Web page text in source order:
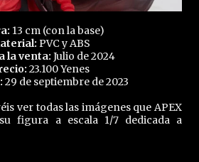
13 cm (con la base)
PVC y ABS
la venta: Julio de 2024
23.100 Yenes
29 de septiembre de 2023
ver todas las imágenes que APEX
figura a escala 1/7 dedicada a